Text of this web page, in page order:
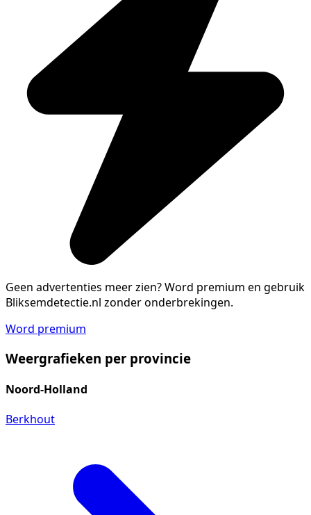
Geen advertenties meer zien?Word premium en gebruik
Bliksemdetectie.nl zonder onderbrekingen.
Word premium
Weergrafieken per provincie
Noord-Holland
Berkhout